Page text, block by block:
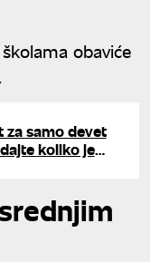
obaviće
za samo devet
koliko je